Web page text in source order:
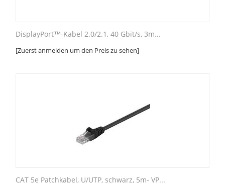
DisplayPort™-Kabel 2.0/2.1, 40 Gbit/s, 3m...
[Zuerst anmelden um den Preis zu sehen]
CAT 5e Patchkabel, U/UTP, schwarz, 5m- VP...